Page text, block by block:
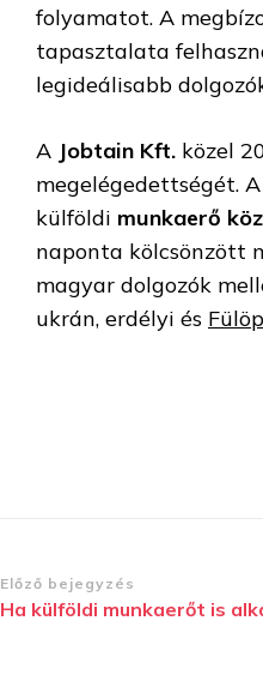
folyamatot. A
tapasztalata
legideálisabb
A Jobtain Kft. közel
megelégedettségét.
külföldi munkaerő
naponta kölcsönzött
magyar dolgozók
ukrán, erdélyi és
Bejegyzések
navigációja
Előző bejegyzés
Ha külföldi munkaerőt is